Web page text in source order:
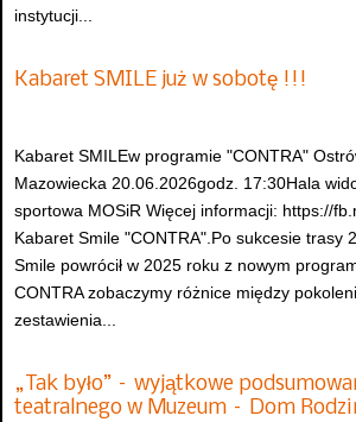
instytucji...
Kabaret SMILE już w sobotę !!!
Kabaret SMILEw programie "CONTRA"
Mazowiecka 20.06.2026godz. 17:30Hala
sportowa MOSiR Więcej informacji: https://
Kabaret Smile "CONTRA".Po sukcesie trasy
Smile powrócił w 2025 roku z nowym
CONTRA zobaczymy różnice między
zestawienia...
„Tak było” – wyjątkowe
teatralnego w Muzeum – Dom